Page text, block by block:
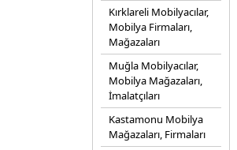
Kırklareli Mobilyacılar,
Mobilya Firmaları,
Mağazaları
Muğla Mobilyacılar,
Mobilya Mağazaları,
İmalatçıları
Kastamonu Mobilya
Mağazaları, Firmaları